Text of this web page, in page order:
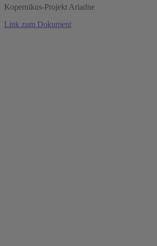
Kopernikus-Projekt Ariadne
Link zum Dokument